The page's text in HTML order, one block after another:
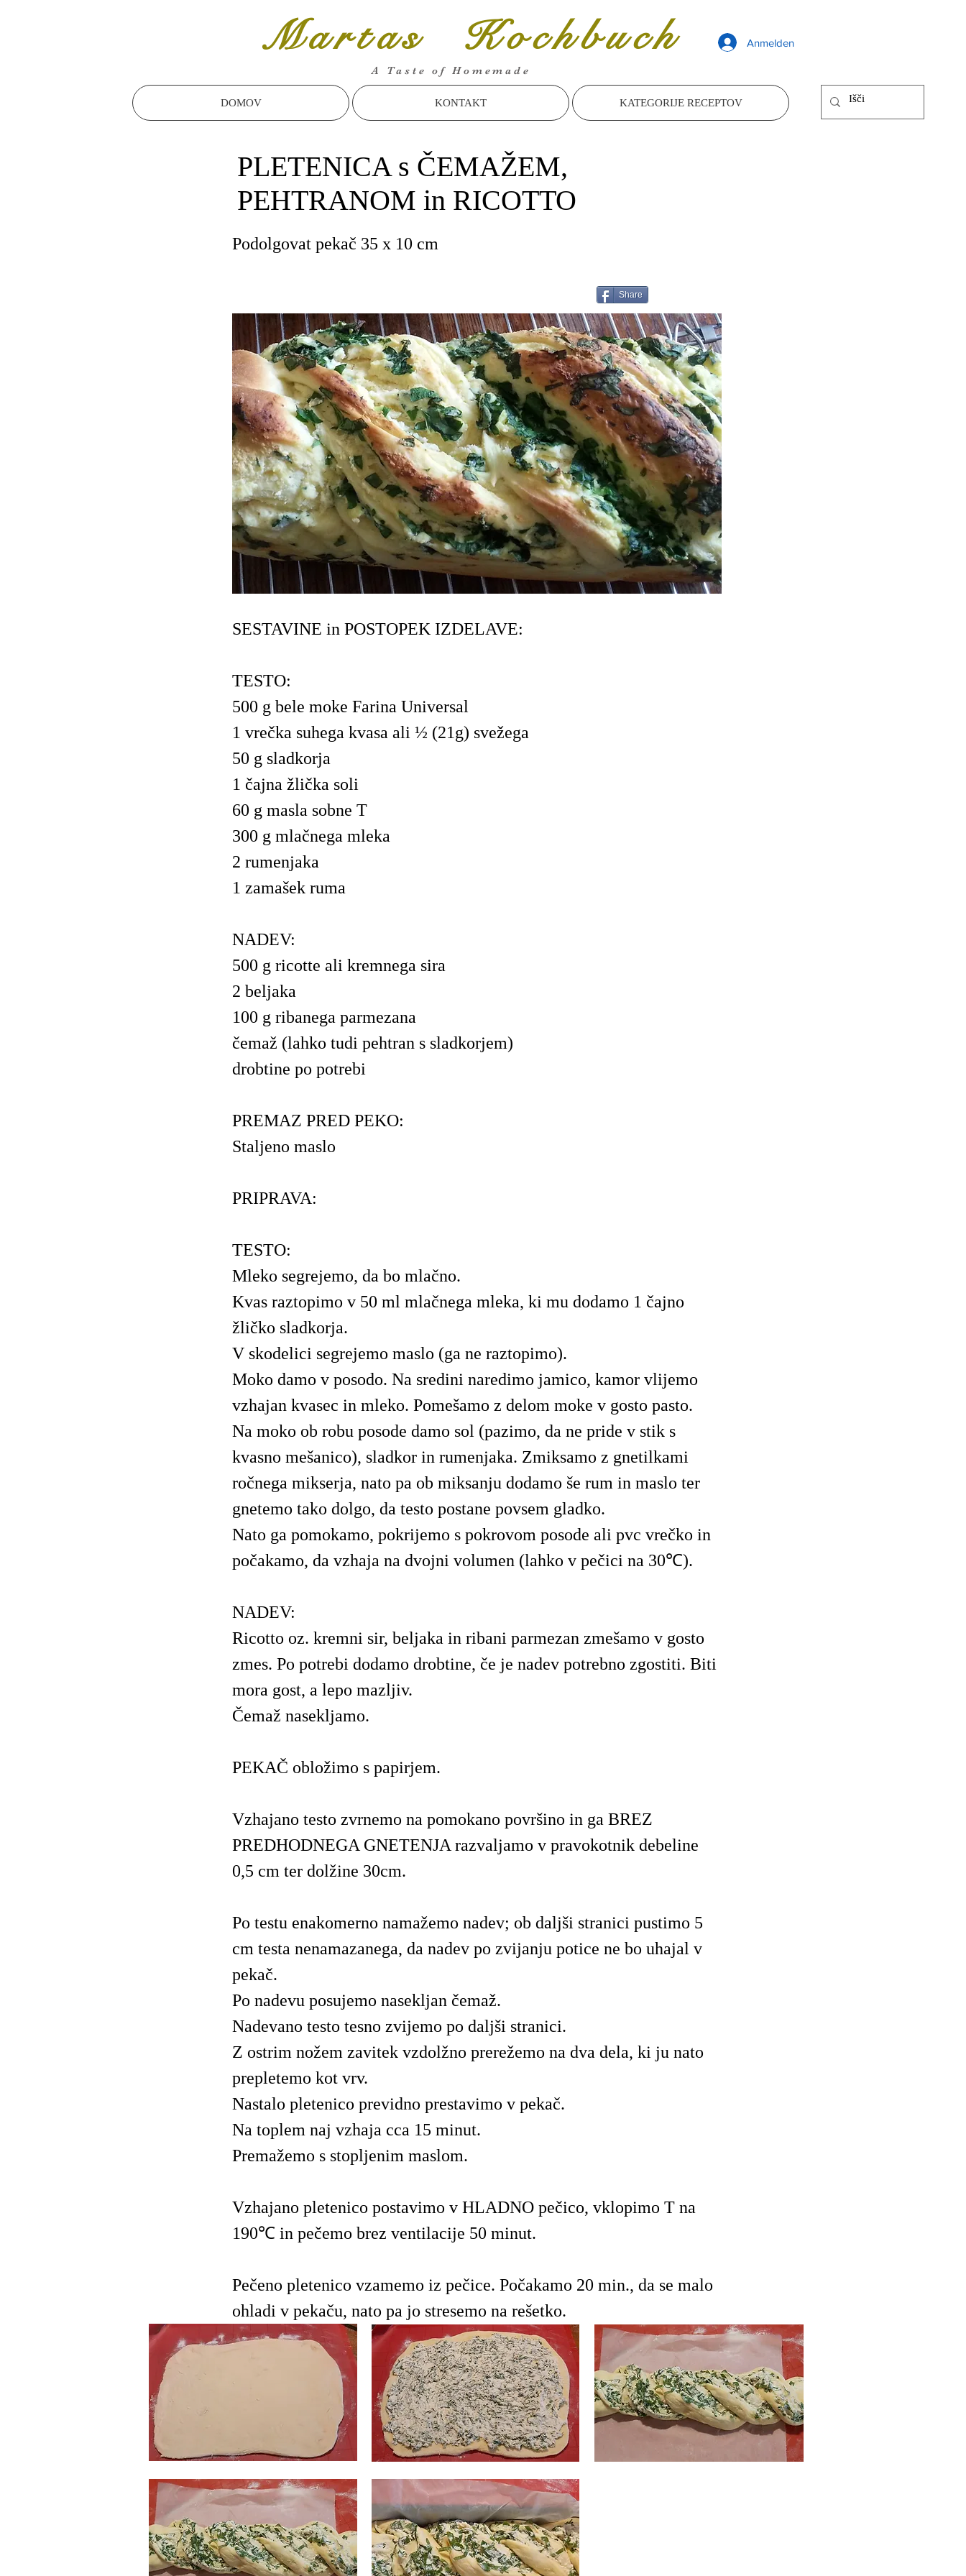
Martas Kochbuch Anmelden
A Taste of Homemade
DOMOV KONTAKT KATEGORIJE RECEPTOV
PLETENICA s ČEMAŽEM,
PEHTRANOM in RICOTTO
Podolgovat pekač 35 x 10 cm
Share
SESTAVINE in POSTOPEK IZDELAVE:
TESTO:
500 g bele moke Farina Universal
1 vrečka suhega kvasa ali ½ (21g) svežega
50 g sladkorja
1 čajna žlička soli
60 g masla sobne T
300 g mlačnega mleka
2 rumenjaka
1 zamašek ruma
NADEV:
500 g ricotte ali kremnega sira
2 beljaka
100 g ribanega parmezana
čemaž (lahko tudi pehtran s sladkorjem)
drobtine po potrebi
PREMAZ PRED PEKO:
Staljeno maslo
PRIPRAVA:
TESTO:
Mleko segrejemo, da bo mlačno.
Kvas raztopimo v 50 ml mlačnega mleka, ki mu dodamo 1 čajno
žličko sladkorja.
V skodelici segrejemo maslo (ga ne raztopimo).
Moko damo v posodo. Na sredini naredimo jamico, kamor vlijemo
vzhajan kvasec in mleko. Pomešamo z delom moke v gosto pasto.
Na moko ob robu posode damo sol (pazimo, da ne pride v stik s
kvasno mešanico), sladkor in rumenjaka. Zmiksamo z gnetilkami
ročnega mikserja, nato pa ob miksanju dodamo še rum in maslo ter
gnetemo tako dolgo, da testo postane povsem gladko.
Nato ga pomokamo, pokrijemo s pokrovom posode ali pvc vrečko in
počakamo, da vzhaja na dvojni volumen (lahko v pečici na 30℃).
NADEV:
Ricotto oz. kremni sir, beljaka in ribani parmezan zmešamo v gosto
zmes. Po potrebi dodamo drobtine, če je nadev potrebno zgostiti. Biti
mora gost, a lepo mazljiv.
Čemaž nasekljamo.
PEKAČ obložimo s papirjem.
Vzhajano testo zvrnemo na pomokano površino in ga BREZ
PREDHODNEGA GNETENJA razvaljamo v pravokotnik debeline
0,5 cm ter dolžine 30cm.
Po testu enakomerno namažemo nadev; ob daljši stranici pustimo 5
cm testa nenamazanega, da nadev po zvijanju potice ne bo uhajal v
pekač.
Po nadevu posujemo nasekljan čemaž.
Nadevano testo tesno zvijemo po daljši stranici.
Z ostrim nožem zavitek vzdolžno prerežemo na dva dela, ki ju nato
prepletemo kot vrv.
Nastalo pletenico previdno prestavimo v pekač.
Na toplem naj vzhaja cca 15 minut.
Premažemo s stopljenim maslom.
Vzhajano pletenico postavimo v HLADNO pečico, vklopimo T na
190℃ in pečemo brez ventilacije 50 minut.
Pečeno pletenico vzamemo iz pečice. Počakamo 20 min., da se malo
ohladi v pekaču, nato pa jo stresemo na rešetko.